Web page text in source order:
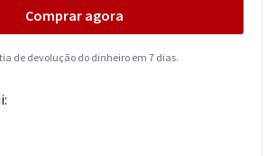
Comprar agora
de devolução do dinheiro em 7 dias.